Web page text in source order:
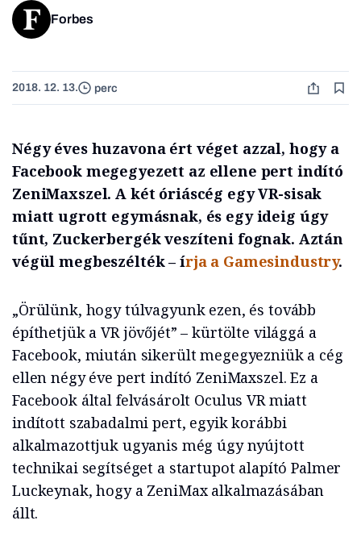
Forbes
2018. 12. 13. perc
Négy éves huzavona ért véget azzal, hogy a
Facebook megegyezett az ellene pert indító
ZeniMaxszel. A két óriáscég egy VR-sisak
miatt ugrott egymásnak, és egy ideig úgy
tűnt, Zuckerbergék veszíteni fognak. Aztán
végül megbeszélték – írja a Gamesindustry.
„Örülünk, hogy túlvagyunk ezen, és tovább
építhetjük a VR jövőjét” – kürtölte világgá a
Facebook, miután sikerült megegyezniük a cég
ellen négy éve pert indító ZeniMaxszel. Ez a
Facebook által felvásárolt Oculus VR miatt
indított szabadalmi pert, egyik korábbi
alkalmazottjuk ugyanis még úgy nyújtott
technikai segítséget a startupot alapító Palmer
Luckeynak, hogy a ZeniMax alkalmazásában
állt.